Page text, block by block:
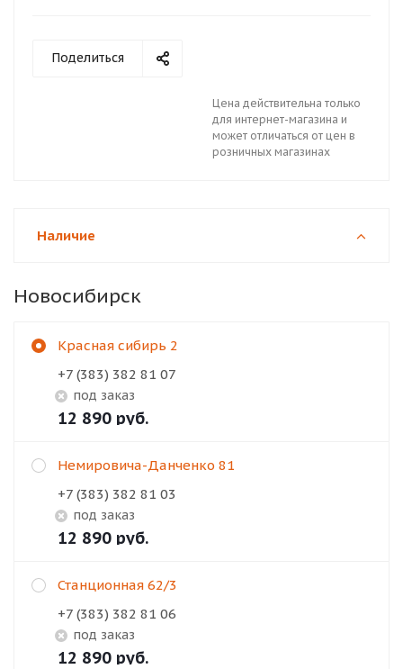
Поделиться
Цена действительна только
для интернет-магазина и
может отличаться от цен в
розничных магазинах
Наличие
Новосибирск
Красная сибирь 2
+7 (383) 382 81 07
Под заказ
12 890 руб.
Немировича-Данченко 81
+7 (383) 382 81 03
Под заказ
12 890 руб.
Станционная 62/3
+7 (383) 382 81 06
Под заказ
12 890 руб.